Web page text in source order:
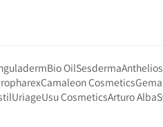
Bio OilSesdermaAnthelios
Camaleon Cosmetics
UriageUsu CosmeticsArturo Alba